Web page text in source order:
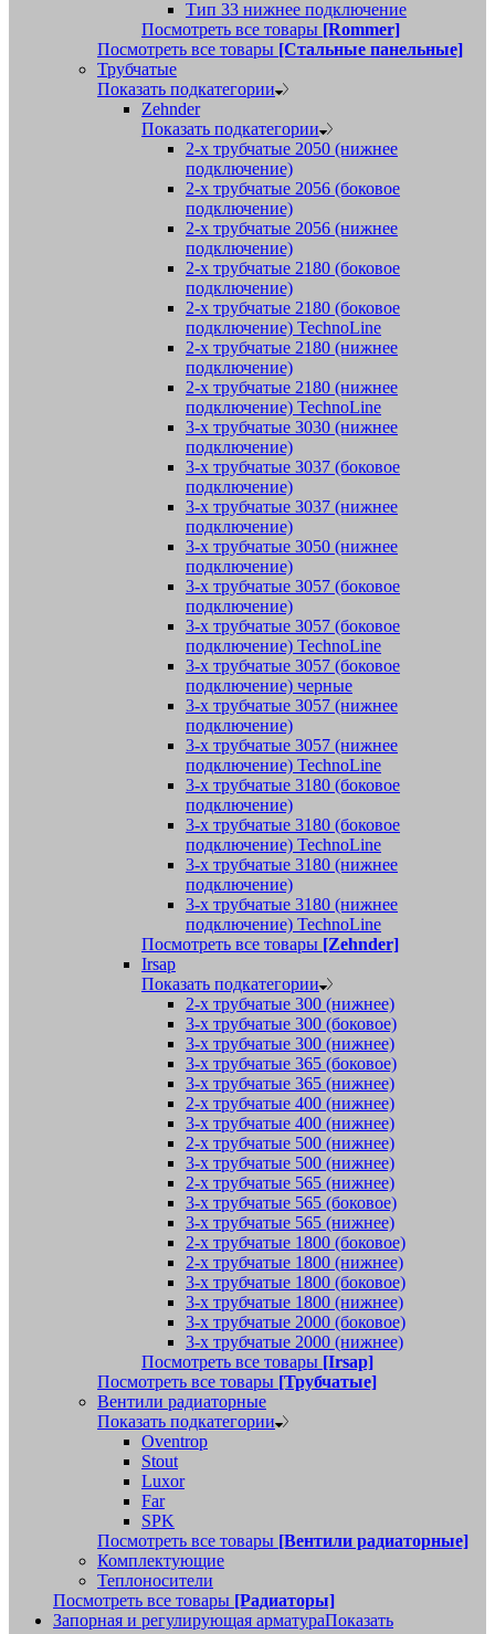
Тип 33 нижнее подключение
Посмотреть все товары [Rommer]
Посмотреть все товары [Стальные панельные]
Трубчатые
Показать подкатегории
Zehnder
Показать подкатегории
2-х трубчатые 2050 (нижнее
подключение)
2-х трубчатые 2056 (боковое
подключение)
2-х трубчатые 2056 (нижнее
подключение)
2-х трубчатые 2180 (боковое
подключение)
2-х трубчатые 2180 (боковое
подключение) TechnoLine
2-х трубчатые 2180 (нижнее
подключение)
2-х трубчатые 2180 (нижнее
подключение) TechnoLine
3-х трубчатые 3030 (нижнее
подключение)
3-х трубчатые 3037 (боковое
подключение)
3-х трубчатые 3037 (нижнее
подключение)
3-х трубчатые 3050 (нижнее
подключение)
3-х трубчатые 3057 (боковое
подключение)
3-х трубчатые 3057 (боковое
подключение) TechnoLine
3-х трубчатые 3057 (боковое
подключение) черные
3-х трубчатые 3057 (нижнее
подключение)
3-х трубчатые 3057 (нижнее
подключение) TechnoLine
3-х трубчатые 3180 (боковое
подключение)
3-х трубчатые 3180 (боковое
подключение) TechnoLine
3-х трубчатые 3180 (нижнее
подключение)
3-х трубчатые 3180 (нижнее
подключение) TechnoLine
Посмотреть все товары [Zehnder]
Irsap
Показать подкатегории
2-х трубчатые 300 (нижнее)
3-х трубчатые 300 (боковое)
3-х трубчатые 300 (нижнее)
3-х трубчатые 365 (боковое)
3-х трубчатые 365 (нижнее)
2-х трубчатые 400 (нижнее)
3-х трубчатые 400 (нижнее)
2-х трубчатые 500 (нижнее)
3-х трубчатые 500 (нижнее)
2-х трубчатые 565 (нижнее)
3-х трубчатые 565 (боковое)
3-х трубчатые 565 (нижнее)
2-х трубчатые 1800 (боковое)
2-х трубчатые 1800 (нижнее)
3-х трубчатые 1800 (боковое)
3-х трубчатые 1800 (нижнее)
3-х трубчатые 2000 (боковое)
3-х трубчатые 2000 (нижнее)
Посмотреть все товары [Irsap]
Посмотреть все товары [Трубчатые]
Вентили радиаторные
Показать подкатегории
Oventrop
Stout
Luxor
Far
SPK
Посмотреть все товары [Вентили радиаторные]
Комплектующие
Теплоносители
Посмотреть все товары [Радиаторы]
Запорная и регулирующая арматураПоказать